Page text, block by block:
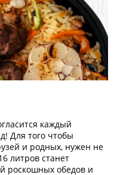
каждый
Для того чтобы
и родных, нужен не
литров станет
роскошных обедов и